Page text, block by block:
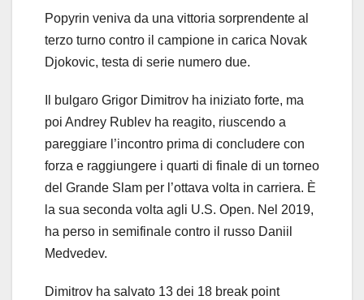
Popyrin veniva da una vittoria sorprendente al
terzo turno contro il campione in carica Novak
Djokovic, testa di serie numero due.
Il bulgaro Grigor Dimitrov ha iniziato forte, ma
poi Andrey Rublev ha reagito, riuscendo a
pareggiare l’incontro prima di concludere con
forza e raggiungere i quarti di finale di un torneo
del Grande Slam per l’ottava volta in carriera. È
la sua seconda volta agli U.S. Open. Nel 2019,
ha perso in semifinale contro il russo Daniil
Medvedev.
Dimitrov ha salvato 13 dei 18 break point